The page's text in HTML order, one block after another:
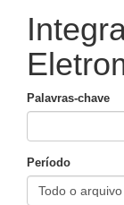
Palavras-chave
Período